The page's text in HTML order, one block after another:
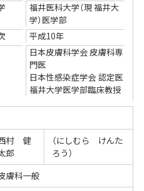
福井医科大学（現 福井大
学）医学部
平成10年
日本皮膚科学会 皮膚科専
門医
日本性感染症学会 認定医
福井大学医学部臨床教授
村 健
郎
（にしむら けんた
ろう）
膚科一般